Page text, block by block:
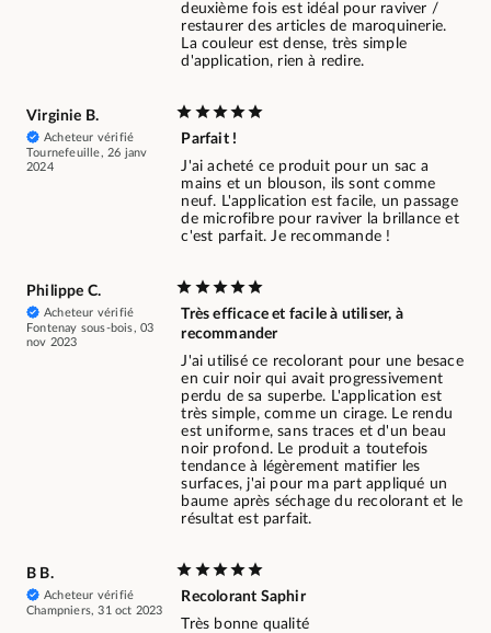
deuxième fois est idéal pour raviver /
restaurer des articles de maroquinerie.
La couleur est dense, très simple
d'application, rien à redire.
Virginie B.
Acheteur vérifié
Tournefeuille, 26 janv
2024
Parfait !
J'ai acheté ce produit pour un sac a
mains et un blouson, ils sont comme
neuf. L'application est facile, un passage
de microfibre pour raviver la brillance et
c'est parfait. Je recommande !
Philippe C.
Acheteur vérifié
Fontenay sous-bois, 03
nov 2023
Très efficace et facile à utiliser, à
recommander
J'ai utilisé ce recolorant pour une besace
en cuir noir qui avait progressivement
perdu de sa superbe. L'application est
très simple, comme un cirage. Le rendu
est uniforme, sans traces et d'un beau
noir profond. Le produit a toutefois
tendance à légèrement matifier les
surfaces, j'ai pour ma part appliqué un
baume après séchage du recolorant et le
résultat est parfait.
B B.
Acheteur vérifié
Champniers, 31 oct 2023
Recolorant Saphir
Très bonne qualité